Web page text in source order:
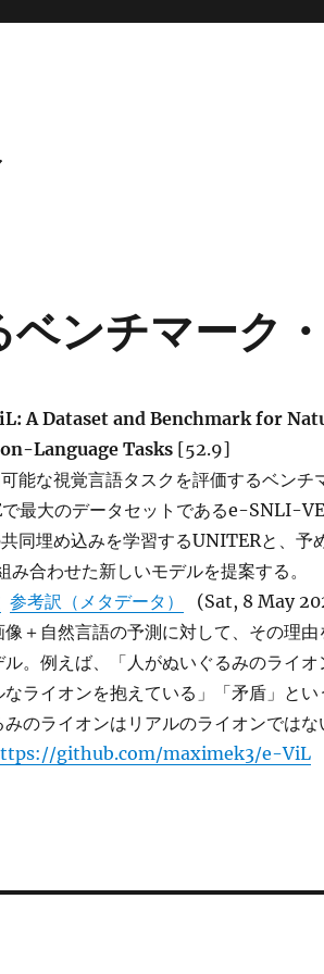
ベンチマーク
A Dataset and Benchmark for
Language Tasks [52.9]
能な視覚言語タスクを評価するベンチ
最大のデータセットであるe-SNLI-
共同埋め込みを学習するUNITERと、
み合わせた新しいモデルを提案する。
参考訳（メタデータ）
(Sat, 8 May
像＋自然言語の予測に対して、その理
ル。例えば、「人がぬいぐるみのライ
なライオンを抱えている」「矛盾」と
みのライオンはリアルのライオンではな
github.com/maximek3/e-ViL